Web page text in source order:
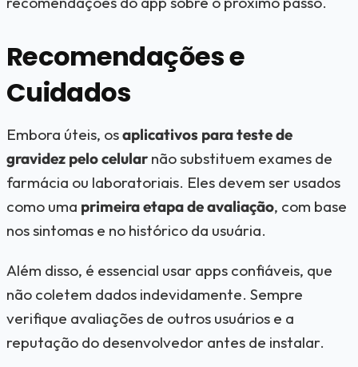
Recomendações e
Cuidados
Embora úteis, osaplicativos para teste de
gravidez pelo celularnão substituem exames de
farmácia ou laboratoriais. Eles devem ser usados
como uma primeira etapa de avaliação, com base
nos sintomas e no histórico da usuária.
Além disso, é essencial usar apps confiáveis, que
não coletem dados indevidamente. Sempre
verifique avaliações de outros usuários e a
reputação do desenvolvedor antes de instalar.